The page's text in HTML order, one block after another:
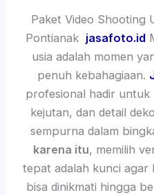
Paket Video Shooting
Pontianak jasafoto.id
usia adalah momen
penuh kebahagiaan.
profesional hadir untuk
kejutan, dan detail
sempurna dalam
karena itu, memilih
tepat adalah kunci agar
bisa dinikmati hingga